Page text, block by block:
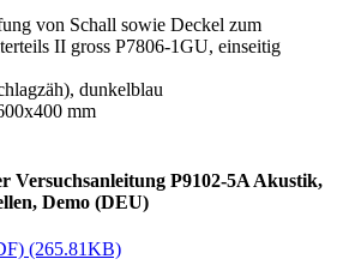
von Schall sowie Deckel zum
II gross P7806-1GU, einseitig
dunkelblau
mm
Versuchsanleitung P9102-5A Akustik,
Demo (DEU)
(265.81KB)